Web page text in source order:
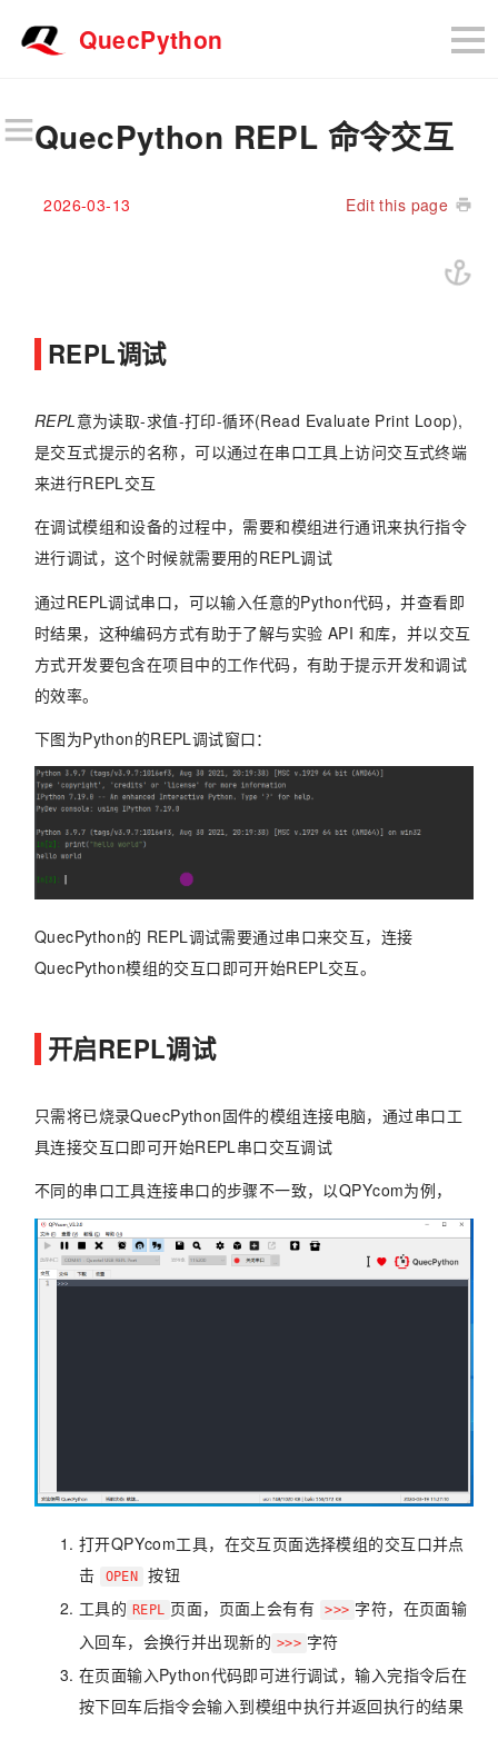
QuecPython
QuecPython REPL 命令交互
2026-03-13 Edit this page
REPL调试
REPL意为读取-求值-打印-循环(Read Evaluate Print Loop),
是交互式提示的名称，可以通过在串口工具上访问交互式终端
来进行REPL交互
在调试模组和设备的过程中，需要和模组进行通讯来执行指令
进行调试，这个时候就需要用的REPL调试
通过REPL调试串口，可以输入任意的Python代码，并查看即
时结果，这种编码方式有助于了解与实验 API 和库，并以交互
方式开发要包含在项目中的工作代码，有助于提示开发和调试
的效率。
下图为Python的REPL调试窗口：
QuecPython的 REPL调试需要通过串口来交互，连接
QuecPython模组的交互口即可开始REPL交互。
开启REPL调试
只需将已烧录QuecPython固件的模组连接电脑，通过串口工
具连接交互口即可开始REPL串口交互调试
不同的串口工具连接串口的步骤不一致，以QPYcom为例，
打开QPYcom工具，在交互页面选择模组的交互口并点
击
OPEN
按钮
工具的 REPL 页面，页面上会有有 >>> 字符，在页面输
入回车，会换行并出现新的 >>> 字符
在页面输入Python代码即可进行调试，输入完指令后在
按下回车后指令会输入到模组中执行并返回执行的结果